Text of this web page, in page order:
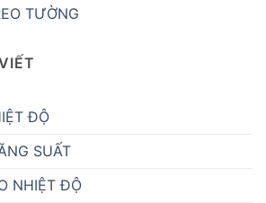
TƯỜNG
ĐỘ
SUẤT
NHIỆT ĐỘ